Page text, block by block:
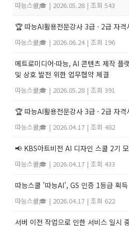
따능스쿨🎓 | 2026.05.28 | 조회 543
🏆 따능AI활용전문강사 3급 · 2급 자
따능스쿨🎓 | 2026.06.24 | 조회 196
메트로미디어·따능, AI 콘텐츠 제작 플
및 상호 발전 위한 업무협약 체결
따능스쿨🎓 | 2026.05.28 | 조회 391
🏆 따능AI활용전문강사 3급 · 2급 자
따능스쿨🎓 | 2026.04.17 | 조회 482
📢 KBS아트비전 AI 디자인 스쿨 2기
따능스쿨🎓 | 2026.04.17 | 조회 433
따능스쿨 '따능AI', GS 인증 1등급 획득
따능스쿨🎓 | 2026.04.17 | 조회 622
서버 이전 작업으로 인한 서비스 일시